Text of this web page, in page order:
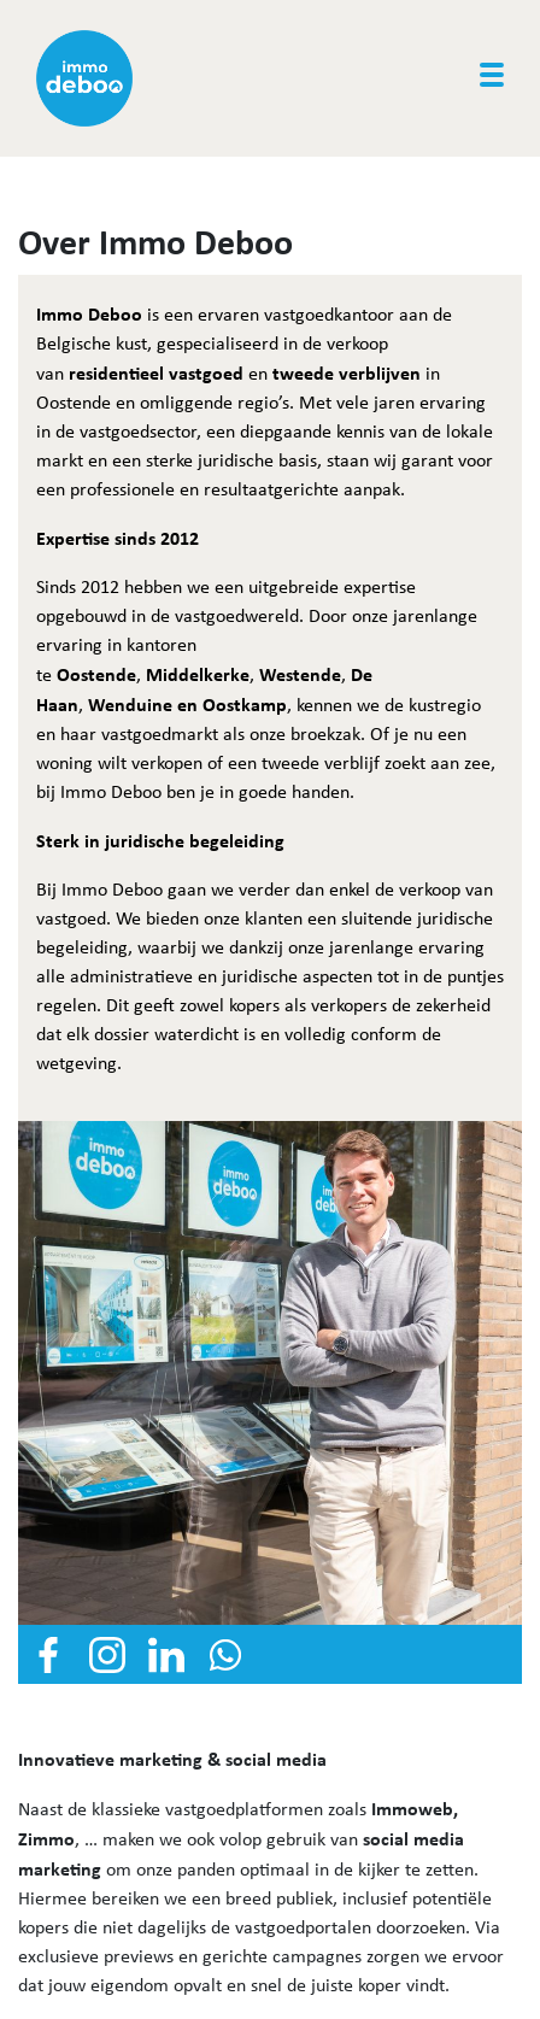
Over Immo Deboo
Immo Deboo is een ervaren vastgoedkantoor aan de
Belgische kust, gespecialiseerd in de verkoop
van residentieel vastgoed entweede verblijven in
Oostende en omliggende regio’s. Met vele jaren ervaring
in de vastgoedsector, een diepgaande kennis van de lokale
markt en een sterke juridische basis, staan wij garant voor
een professionele en resultaatgerichte aanpak.
Expertise sinds 2012
Sinds 2012 hebben we een uitgebreide expertise
opgebouwd in de vastgoedwereld. Door onze jarenlange
ervaring in kantoren
teOostende, Middelkerke, Westende, De
Haan, Wenduine en Oostkamp, kennen we de kustregio
en haar vastgoedmarkt als onze broekzak. Of je nu een
woning wilt verkopen of een tweede verblijf zoekt aan zee,
bij Immo Deboo ben je in goede handen.
Sterk in juridische begeleiding
Bij Immo Deboo gaan we verder dan enkel de verkoop van
vastgoed. We bieden onze klanten een sluitende juridische
begeleiding, waarbij we dankzij onze jarenlange ervaring
alle administratieve en juridische aspecten tot in de puntjes
regelen. Dit geeft zowel kopers als verkopers de zekerheid
dat elk dossier waterdicht is en volledig conform de
wetgeving.
Innovatieve marketing & social media
Naast de klassieke vastgoedplatformen zoals Immoweb,
Zimmo, … maken we ook volop gebruik vansocial media
marketingom onze panden optimaal in de kijker te zetten.
Hiermee bereiken we een breed publiek, inclusief potentiële
kopers die niet dagelijks de vastgoedportalen doorzoeken. Via
exclusieve previews en gerichte campagnes zorgen we ervoor
dat jouw eigendom opvalt en snel de juiste koper vindt.